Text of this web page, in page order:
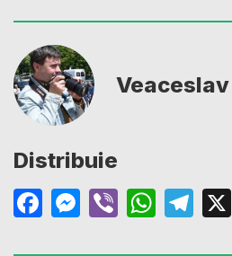
Distribuie
Facebook
Messenger
Viber